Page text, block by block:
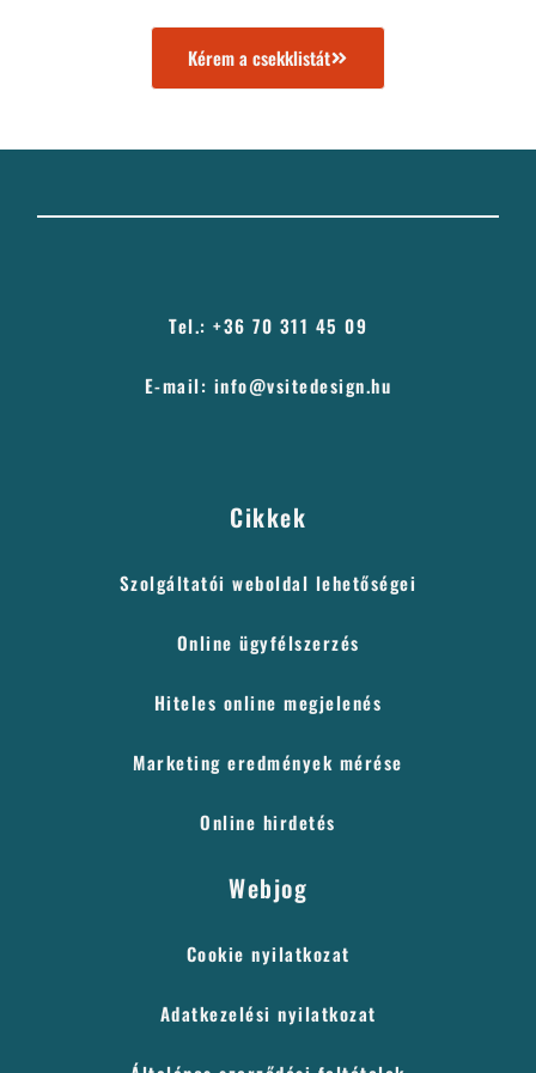
Kérem a csekklistát
Tel.: +36 70 311 45 09
E-mail: info@vsitedesign.hu
Cikkek
Szolgáltatói weboldal lehetőségei
Online ügyfélszerzés
Hiteles online megjelenés
Marketing eredmények mérése
Online hirdetés
Webjog
Cookie nyilatkozat
Adatkezelési nyilatkozat